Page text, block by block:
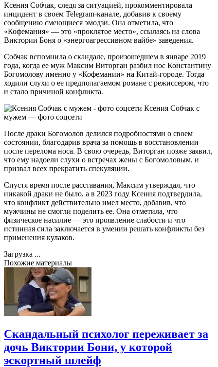
Ксения Собчак, следя за ситуацией, прокомментировала
инцидент в своем Telegram-канале, добавив к своему
сообщению смеющиеся эмодзи. Она отметила, что
«Кофемания» — это «проклятое место», ссылаясь на слова
Виктории Боня о «энергоагрессивном вайбе» заведения.
Собчак вспомнила о скандале, произошедшем в январе 2019
года, когда ее муж Максим Виторган разбил нос Константину
Богомолову именно у «Кофемании» на Китай-городе. Тогда
ходили слухи о ее предполагаемом романе с режиссером, что
и стало причиной конфликта.
Ксения Собчак с
мужем — фото соцсети
После драки Богомолов делился подробностями о своем
состоянии, благодарив врача за помощь в восстановлении
после перелома носа. В свою очередь, Виторган позже заявил,
что ему надоели слухи о встречах жены с Богомоловым, и
призвал всех прекратить спекуляции.
Спустя время после расставания, Максим утверждал, что
никакой драки не было, а в 2023 году Ксения подтвердила,
что конфликт действительно имел место, добавив, что
мужчины не смогли поделить ее. Она отметила, что
физическое насилие — это проявление слабости и что
истинная сила заключается в умении решать конфликты без
применения кулаков.
Загрузка ...
Похожие материалы
Скандальный психолог переживает за
дочь Виктории Бони, у которой
эскортный шлейф